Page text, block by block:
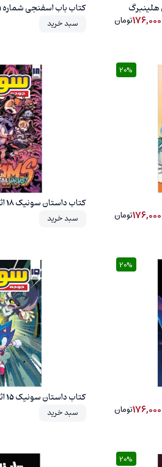
176,000تومان
کتاب باب اسفنجی شماره 61 اثر استیون هلینبرگ
سبد خرید
176,000تومان
20%
کتاب داستان سونیک 18 اثر یان فیلین
سبد خرید
176,000تومان
20%
کتاب داستان سونیک 15 اثر یان فیلین
سبد خرید
20%